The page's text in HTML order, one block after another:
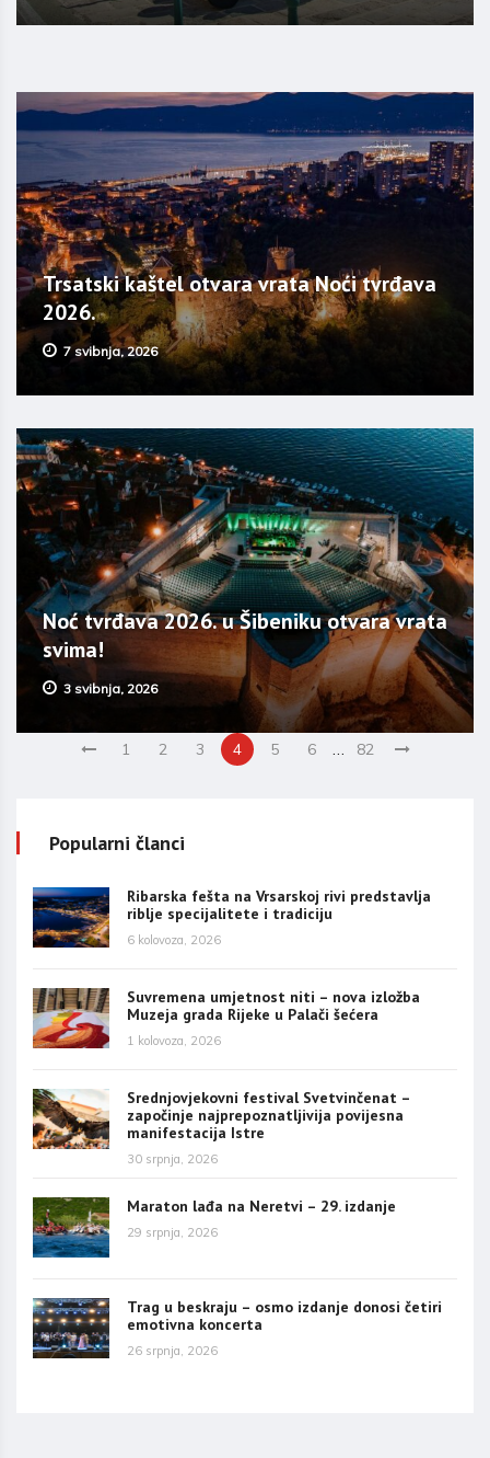
Trsatski kaštel otvara vrata Noći tvrđava
2026.
7 svibnja, 2026
Noć tvrđava 2026. u Šibeniku otvara vrata
svima!
3 svibnja, 2026
1 2 3 4 5 6 82
Popularni članci
Ribarska fešta na Vrsarskoj rivi predstavlja
riblje specijalitete i tradiciju
6 kolovoza, 2026
Suvremena umjetnost niti – nova izložba
Muzeja grada Rijeke u Palači šećera
1 kolovoza, 2026
Srednjovjekovni festival Svetvinčenat –
započinje najprepoznatljivija povijesna
manifestacija Istre
30 srpnja, 2026
Maraton lađa na Neretvi – 29. izdanje
29 srpnja, 2026
Trag u beskraju – osmo izdanje donosi četiri
emotivna koncerta
26 srpnja, 2026